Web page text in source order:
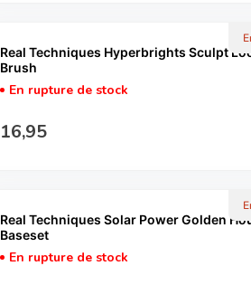
Real Techniques Hyperbrights Sculpt
Brush
En rupture de stock
Prix normal
16,95
Real Techniques Solar Power Golden
Baseset
En rupture de stock